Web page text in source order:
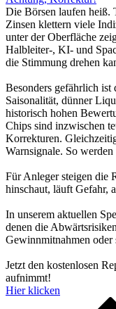
Die Börsen laufen heiß.
Zinsen klettern viele
unter der Oberfläche
Halbleiter-, KI- und
die Stimmung drehen
Besonders gefährlich ist
Saisonalität, dünner
historisch hohen
Chips sind inzwischen
Korrekturen.
Warnsignale. So
Für Anleger steigen die
hinschaut, läuft Gefahr,
In unserem aktuellen
denen die
Gewinnmitnahmen oder
Jetzt den kostenlosen
aufnimmt!
Hier klicken